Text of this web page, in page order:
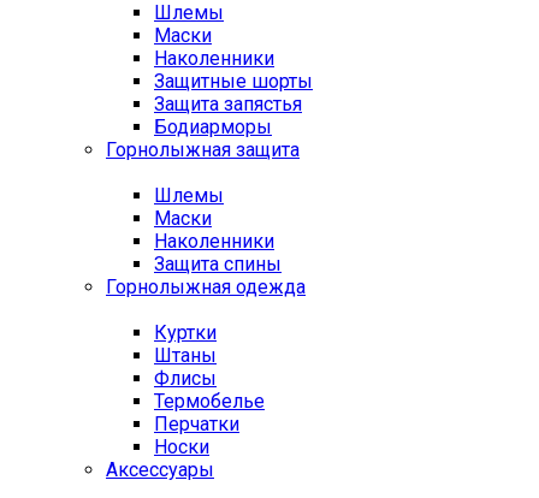
Шлемы
Маски
Наколенники
Защитные шорты
Защита запястья
Бодиарморы
Горнолыжная защита
Шлемы
Маски
Наколенники
Защита спины
Горнолыжная одежда
Куртки
Штаны
Флисы
Термобелье
Перчатки
Носки
Аксессуары